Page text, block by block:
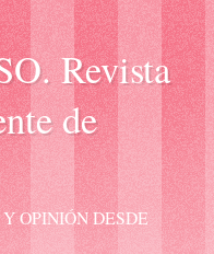
Revista
de
OPINIÓN DESDE